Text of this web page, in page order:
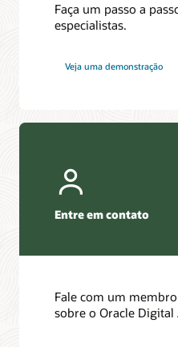
Faça um passo a
especialistas.
Veja uma demonstração
Entre em contato
Fale com um
sobre o Oracle Digital